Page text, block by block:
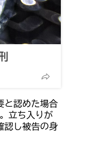
と認めた場合
立ち入りが
認し被告の身